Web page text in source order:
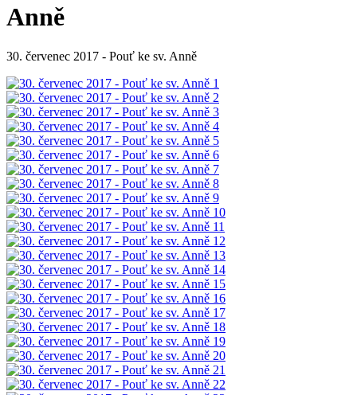
Anně
30. červenec 2017 - Pouť ke sv. Anně